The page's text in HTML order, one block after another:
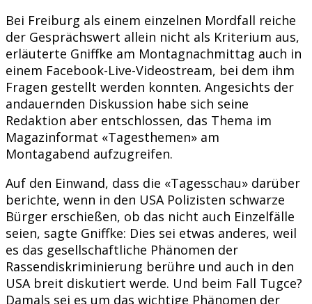
Bei Freiburg als einem einzelnen Mordfall reiche
der Gesprächswert allein nicht als Kriterium aus,
erläuterte Gniffke am Montagnachmittag auch in
einem Facebook-Live-Videostream, bei dem ihm
Fragen gestellt werden konnten. Angesichts der
andauernden Diskussion habe sich seine
Redaktion aber entschlossen, das Thema im
Magazinformat «Tagesthemen» am
Montagabend aufzugreifen.
Auf den Einwand, dass die «Tagesschau» darüber
berichte, wenn in den USA Polizisten schwarze
Bürger erschießen, ob das nicht auch Einzelfälle
seien, sagte Gniffke: Dies sei etwas anderes, weil
es das gesellschaftliche Phänomen der
Rassendiskriminierung berühre und auch in den
USA breit diskutiert werde. Und beim Fall Tugce?
Damals sei es um das wichtige Phänomen der